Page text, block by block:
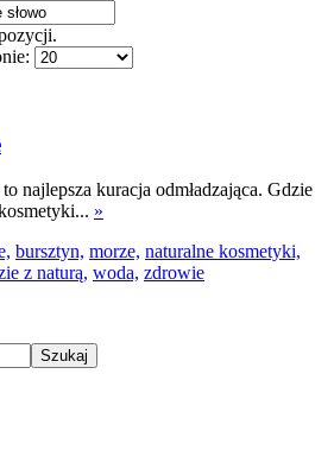
najlepsza kuracja odmładzająca. Gdzie
»
bursztyn, morze, naturalne kosmetyki,
z naturą, woda, zdrowie